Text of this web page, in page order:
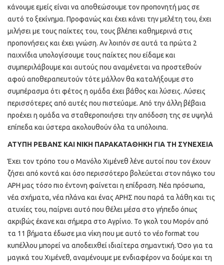
κάνουμε εμείς είναι να αποθεώσουμε τον προπονητή μας σε
αυτό το ξεκίνημα. Προφανώς και έχει κάνει την μελέτη του, έχει
μιλήσει με τους παίκτες του, τους βλέπει καθημερινά στις
προπονήσεις και έχει γνώση. Αν λοιπόν σε αυτά τα πρώτα 2
παιχνίδια υπολογίσουμε τους παίκτες που είδαμε και
συμπεριλάβουμε και αυτούς που αναμένεται να προστεθούν
αφού αποθεραπευτούν τότε μάλλον θα καταλήξουμε στο
συμπέρασμα ότι φέτος η ομάδα έχει βάθος και λύσεις. Λύσεις
περισσότερες από αυτές που πιστεύαμε. Από την άλλη βέβαια
προέχει η ομάδα να σταθεροποιήσει την απόδοση της σε υψηλά
επίπεδα και ύστερα ακολουθούν όλα τα υπόλοιπα.
ΑΤΥΠΗ ΡΕΒΑΝΣ ΚΑΙ ΝΙΚΗ ΠΑΡΑΚΑΤΑΘΗΚΗ ΓΙΑ ΤΗ ΣΥΝΕΧΕΙΑ
Έχει τον τρόπο του ο Μανόλο Χιμένεθ λένε αυτοί που τον έχουν
ζήσει από κοντά και όσο περισσότερο βολεύεται στον πάγκο του
ΑΡΗ μας τόσο πιο έντονη φαίνεται η επίδραση. Νέα πρόσωπα,
νέα σχήματα, νέα πλάνα και ένας ΑΡΗΣ που παρά τα λάθη και τις
ατυχίες του, παίρνει αυτό που θέλει μέσα στο γήπεδο όπως
ακριβώς έκανε και σήμερα στο Αγρίνιο. Το γκολ του Μορόν από
τα 11 βήματα έδωσε μια νίκη που με αυτό το νέο format του
κυπέλλου μπορεί να αποδειχθεί ιδιαίτερα σημαντική. Όσο για τα
μαγικά του Χιμένεθ, αναμένουμε με ενδιαφέρον να δούμε και τη